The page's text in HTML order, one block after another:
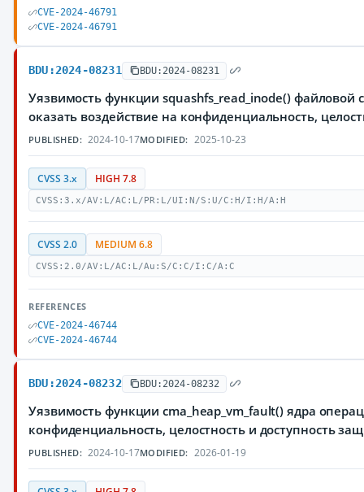
CVE-2024-46791
CVE-2024-46791
BDU:2024-08231 BDU:2024-08231
Уязвимость функции squashfs_read_inode()
оказать воздействие на конфиденциальность,
PUBLISHED: 2024-10-17MODIFIED: 2025-10-23
CVSS 3.x HIGH 7.8
CVSS:3.x/AV:L/AC:L/PR:L/UI:N/S:U/C:H/I:H/A:H
CVSS 2.0 MEDIUM 6.8
CVSS:2.0/AV:L/AC:L/Au:S/C:C/I:C/A:C
REFERENCES
CVE-2024-46744
CVE-2024-46744
BDU:2024-08232 BDU:2024-08232
Уязвимость функции cma_heap_vm_fault() ядра
конфиденциальность, целостность и доступность
PUBLISHED: 2024-10-17MODIFIED: 2026-01-19